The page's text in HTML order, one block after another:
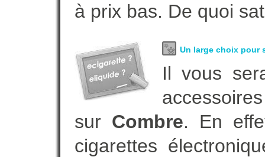
à prix bas. De quoi
Un large choix pour
Il vous
sur Combre. En
cigarettes